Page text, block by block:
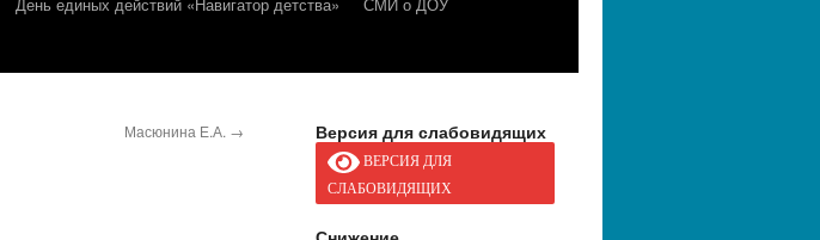
Масюнина Е.А. → Версия для слабовидящих
ВЕРСИЯ ДЛЯ
СЛАБОВИДЯЩИХ